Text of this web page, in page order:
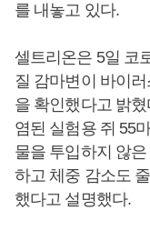
를 내놓고 있다.
셀트리온은 5일 코
질 감마변이 바이
을 확인했다고 밝
염된 실험용 쥐 55
물을 투입하지 않
하고 체중 감소도
했다고 설명했다.